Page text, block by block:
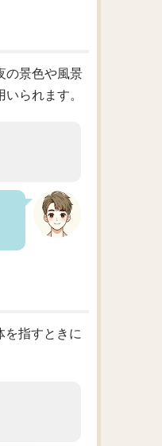
の景色や風景
られます。
を指すときに